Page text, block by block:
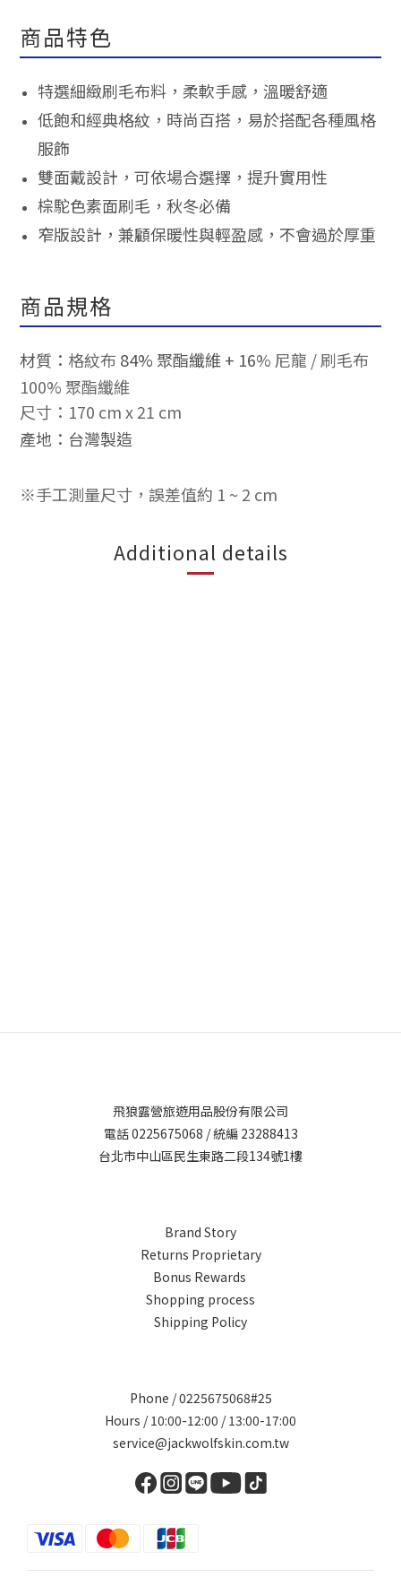
商品特色
特選細緻刷毛布料，柔軟手感，溫暖舒適
低飽和經典格紋， 時尚百搭，易於搭配各種風格
服飾
雙面戴設計，可依場合選擇，提升實用性
棕駝色素面刷毛，秋冬必備
窄版設計， 兼顧保暖性與輕盈感，不會過於厚重
商品規格
材質： 格紋布 84% 聚酯纖維 + 16% 尼龍 / 刷毛布
100% 聚酯纖維
尺寸 ：170 cm x 21 cm
產地：台灣製造
※手工測量尺寸，誤差值約 1 ~ 2 cm
Additional details
飛狼露營旅遊用品股份有限公司
電話 0225675068 / 統編 23288413
台北市中山區民生東路二段134號1樓
Brand Story
Returns Proprietary
Bonus Rewards
Shopping process
Shipping Policy
Phone / 0225675068#25
Hours / 10:00-12:00 / 13:00-17:00
service@jackwolfskin.com.tw